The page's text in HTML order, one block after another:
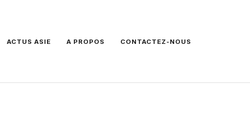
ACTUS ASIE A PROPOS CONTACTEZ-NOUS